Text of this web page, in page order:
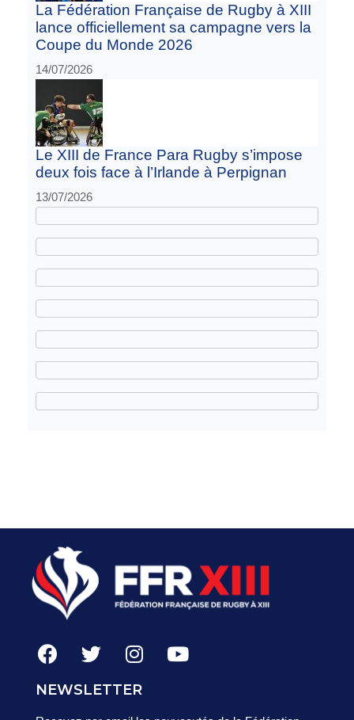
La Fédération Française de Rugby à XIII
lance officiellement sa campagne vers la
Coupe du Monde 2026
14/07/2026
Le XIII de France Para Rugby s’impose
deux fois face à l’Irlande à Perpignan
13/07/2026
NEWSLETTER